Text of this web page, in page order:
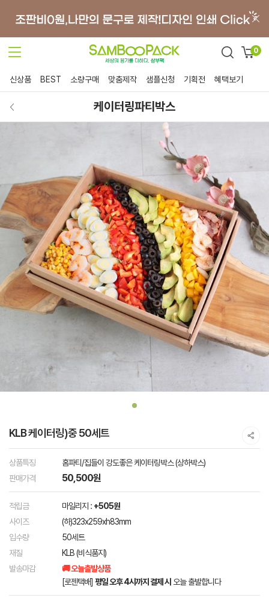
0
신상품 BEST 소량구매 맞춤제작 샘플신청 기획전 혜택보기
케이터링파티박스
KLB 케이터링)중 50세트
상품특징
홈파티/집들이 강도좋은 케이터링박스 (상하박스)
판매가격
50,500원
적립금 마일리지 : +505원
사이즈
(하)323x259xh83mm
입수량
50세트
재질
KLB (비식품지)
발송마감
🚚 오늘출발상품
[로젠택배] 평일 오후 4시까지 결제 시 오늘 출발합니다